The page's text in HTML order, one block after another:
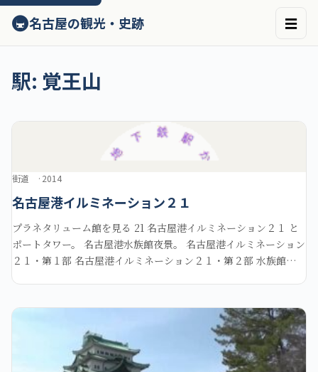
ン
テ
へ
ス
🚇名古屋の観光・史跡 ☰
駅: 覚王山
街道 2014
名古屋港イルミネーション２１
プラネタリューム館を見る 21 名古屋港イルミネーション２１ と
ポートタワー。 名古屋港水族館夜景。 名古屋港イルミネーション
２１・第１部 名古屋港イルミネーション２１・第２部 水族館北に